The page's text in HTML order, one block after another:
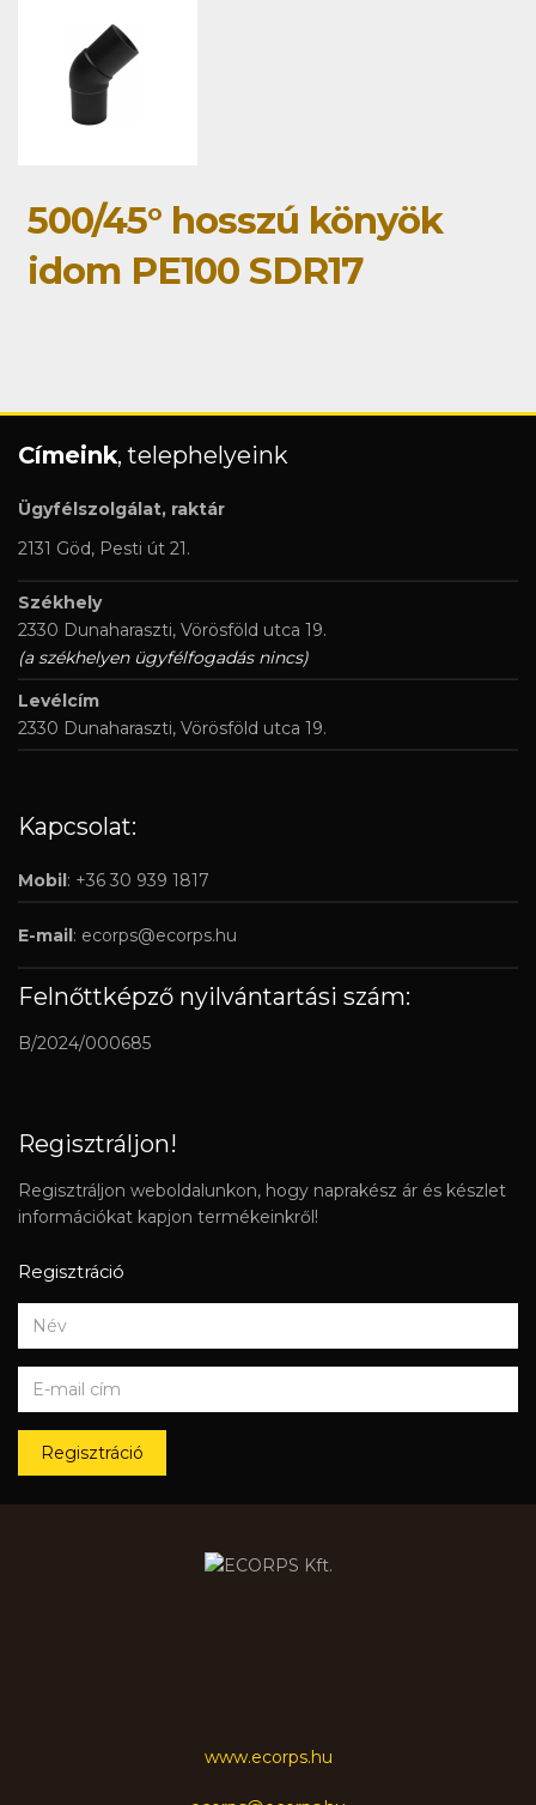
500/45° hosszú könyök
idom PE100 SDR17
Címeink, telephelyeink
Ügyfélszolgálat, raktár
2131 Göd, Pesti út 21.
Székhely
2330 Dunaharaszti, Vörösföld utca 19.
(a székhelyen ügyfélfogadás nincs)
Levélcím
2330 Dunaharaszti, Vörösföld utca 19.
Kapcsolat:
Mobil: +36 30 939 1817
E-mail: ecorps@ecorps.hu
Felnőttképző nyilvántartási szám:
B/2024/000685
Regisztráljon!
Regisztráljon weboldalunkon, hogy naprakész ár és készlet
információkat kapjon termékeinkről!
Regisztráció
Regisztráció
www.ecorps.hu